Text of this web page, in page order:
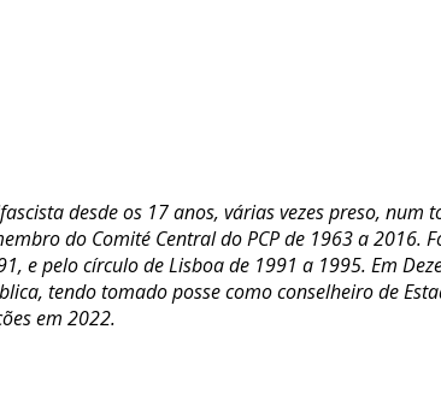
desde os 17 anos, várias vezes preso, num
do Comité Central do PCP de 1963 a 2016.
e pelo círculo de Lisboa de 1991 a 1995. Em
tendo tomado posse como conselheiro de
em 2022.